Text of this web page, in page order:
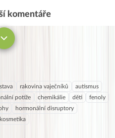
komentáře
rakovina vaječníků
autismus
potíže chemikálie děti
fenoly
hormonální disruptory
kosmetika